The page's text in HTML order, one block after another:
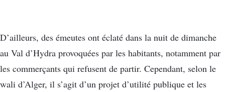
D’ailleurs, des émeutes ont éclaté dans la nuit de dimanche
au Val d’Hydra provoquées par les habitants, notamment par
les commerçants qui refusent de partir. Cependant, selon le
wali d’Alger, il s’agit d’un projet d’utilité publique et les